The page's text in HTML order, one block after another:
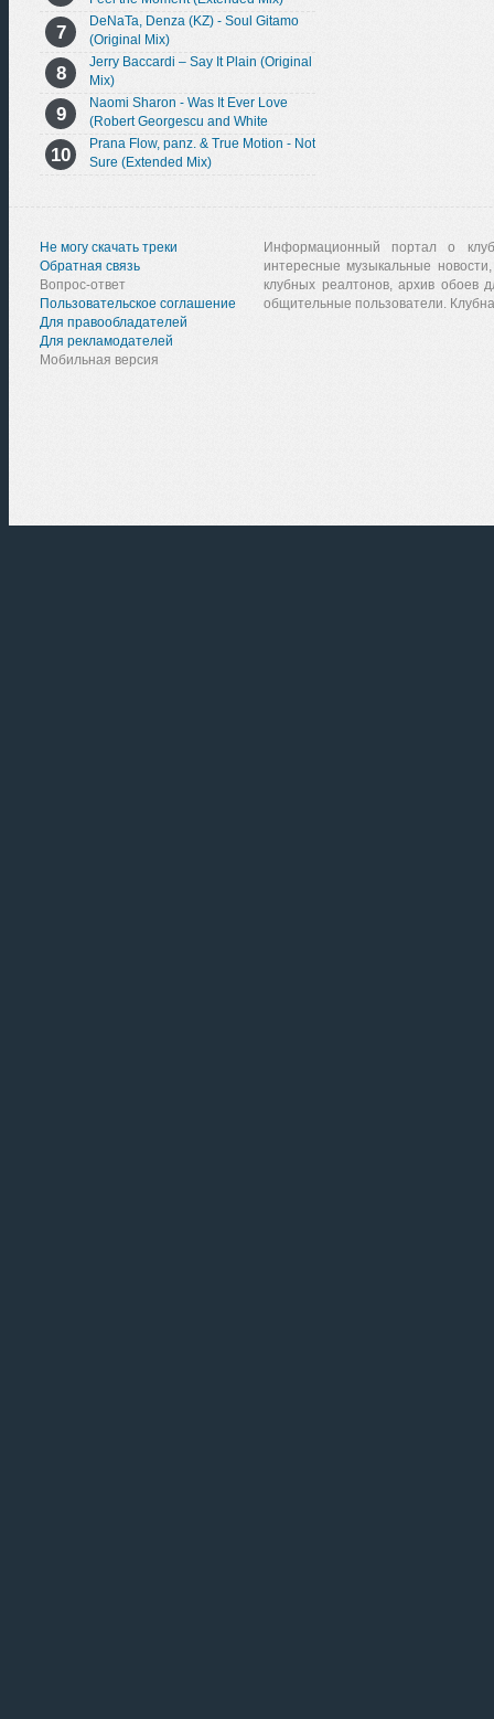
DeNaTa, Denza (KZ) - Soul Gitamo
(Original Mix)
Jerry Baccardi – Say It Plain (Original
Mix)
Naomi Sharon - Was It Ever Love
(Robert Georgescu and White
Extended Remix)
Prana Flow, panz. & True Motion - Not
Sure (Extended Mix)
Не могу скачать треки
Обратная связь
Вопрос-ответ
Пользовательское соглашение
Для правообладателей
Для рекламодателей
Мобильная версия
Информационный портал о
интересные музыкальные
клубных реалтонов, архив обоев
общительные пользователи.